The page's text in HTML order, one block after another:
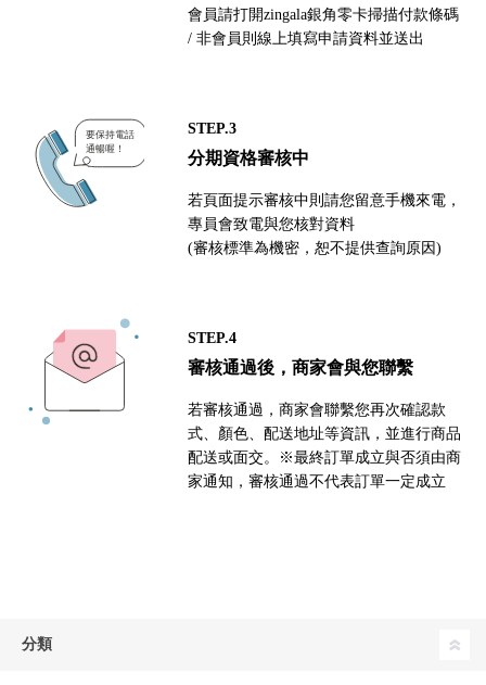
會員請打開zingala銀角零卡掃描付款條碼
/ 非會員則線上填寫申請資料並送出
STEP.3
分期資格審核中
若頁面提示審核中則請您留意手機來電，
專員會致電與您核對資料
(審核標準為機密，恕不提供查詢原因)
STEP.4
審核通過後，商家會與您聯繫
若審核通過，商家會聯繫您再次確認款
式、顏色、配送地址等資訊，並進行商品
配送或面交。※最終訂單成立與否須由商
家通知，審核通過不代表訂單一定成立
分類